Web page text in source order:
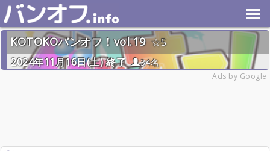
KOTOKOバンオフ！vol.19
5
2024年11月16日(土) 終了
34名
Ads by Google